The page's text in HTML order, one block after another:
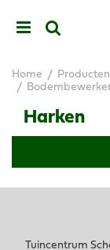
Home Producten
Harken
Tuincentrum